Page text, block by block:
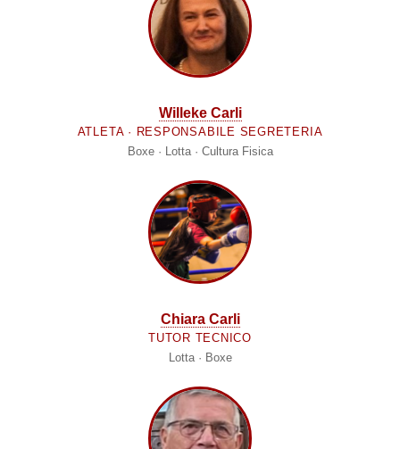
Willeke Carli
ATLETA · RESPONSABILE SEGRETERIA
Boxe · Lotta · Cultura Fisica
Chiara Carli
TUTOR TECNICO
Lotta · Boxe